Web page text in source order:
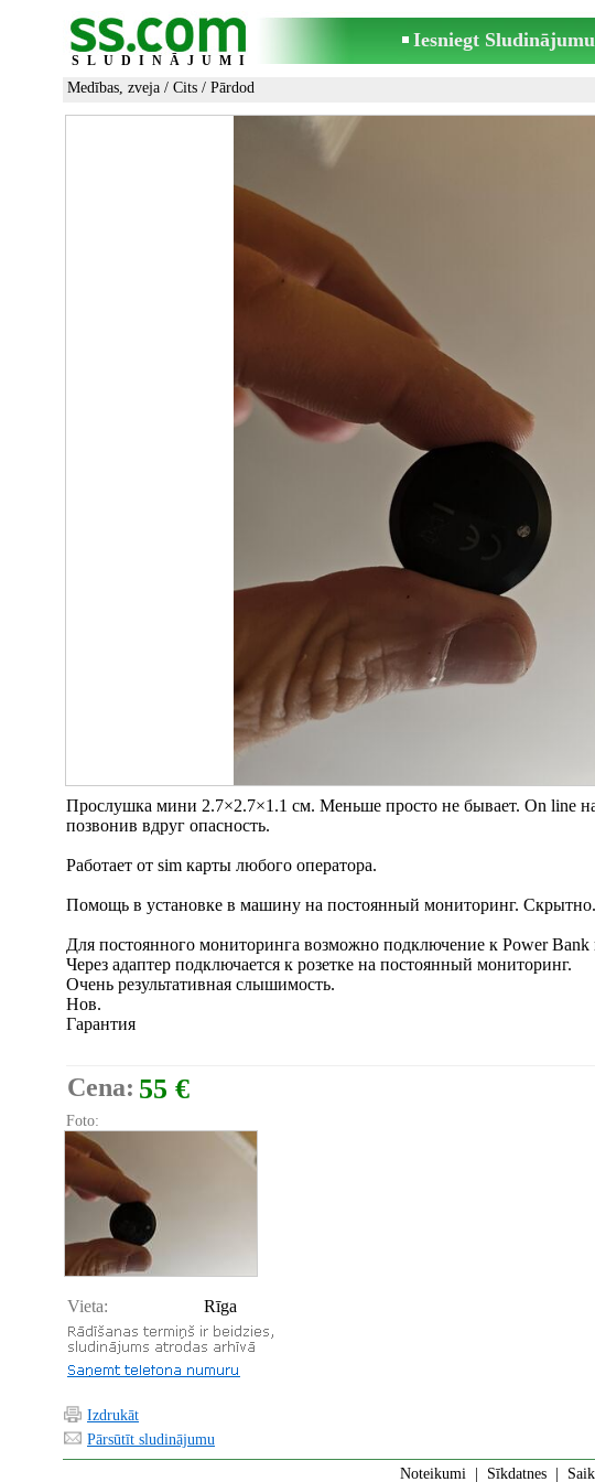
SLUDINĀJUMI
Iesniegt Sludinājumu
Medības, zveja / Cits / Pārdod
Прослушка мини 2.7×2.7×1.1 см. Меньше просто не бывает. On line
позвонив вдруг опасность.
Работает от sim карты любого оператора.
Помощь в установке в машину на постоянный мониторинг. Скрытно.
Для постоянного мониторинга возможно подключение к Power
Через адаптер подключается к розетке на постоянный мониторинг.
Очень результативная слышимость.
Нов.
Гарантия
Cena: 55 €
Foto:
Vieta: Rīga
Izdrukāt
Pārsūtīt sludinājumu
Noteikumi Sīkdatnes